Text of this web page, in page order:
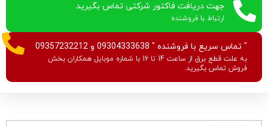
جهت دریافت فاکتور شرکتی تماس بگیرید
ارتباط با فروشنده
" تماس سریع با فروشنده " 09304333638 و 09357232212
به علت قطع برق از ساعت 14 تا 16 با شماره موبایل همکاران بخش
فروش تماس بگیرید.